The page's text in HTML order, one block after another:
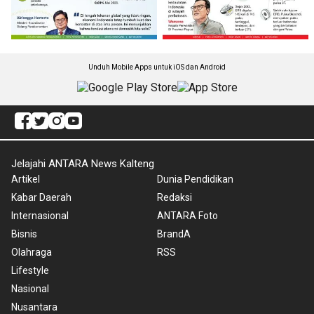
Unduh Mobile Apps untuk iOS dan Android
Jelajahi ANTARA News Kalteng
Artikel
Kabar Daerah
Internasional
Bisnis
Olahraga
Lifestyle
Nasional
Nusantara
Dunia Pendidikan
Redaksi
ANTARA Foto
BrandA
RSS